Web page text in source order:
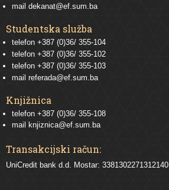
mail dekanat@ef.sum.ba
Studentska služba
telefon +387 (0)36/ 355-104
telefon +387 (0)36/ 355-102
telefon +387 (0)36/ 355-103
mail referada@ef.sum.ba
Knjižnica
telefon +387 (0)36/ 355-108
mail
knjiznica@ef.sum.ba
Transakcijski račun:
UniCredit bank d.d. Mostar: 3381302271312140